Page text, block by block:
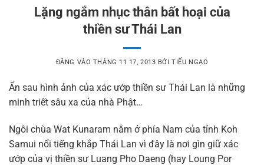
Lặng ngắm nhục thân bất hoại của
thiền sư Thái Lan
ĐĂNG VÀO THÁNG 11 17, 2013 BỞITIẾU NGẠO
Ẩn sau hình ảnh của xác ướp thiền sư Thái Lan là những
minh triết sâu xa của nhà Phật…
Ngôi chùa Wat Kunaram nằm ở phía Nam của tỉnh Koh
Samui nổi tiếng khắp Thái Lan vì đây là nơi gìn giữ xác
ướp của vị thiền sư Luang Pho Daeng (hay Loung Por